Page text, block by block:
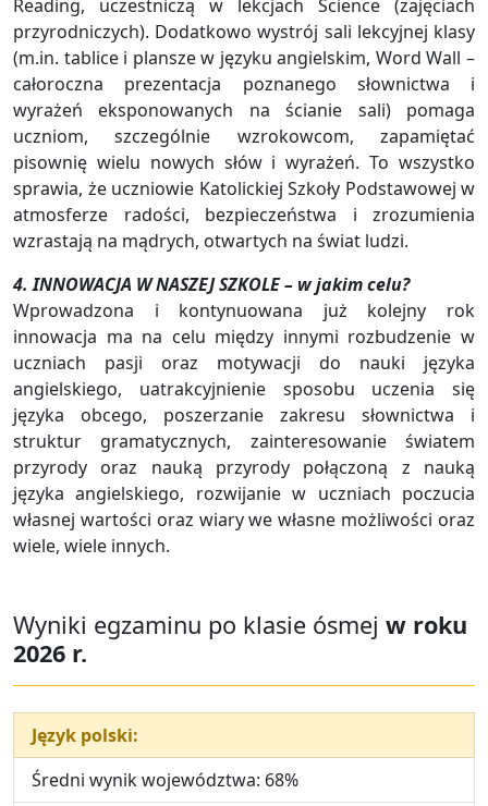
Reading, uczestniczą w lekcjach Science (zajęciach
przyrodniczych). Dodatkowo wystrój sali lekcyjnej klasy
(m.in. tablice i plansze w języku angielskim, Word Wall –
całoroczna prezentacja poznanego słownictwa i
wyrażeń eksponowanych na ścianie sali) pomaga
uczniom, szczególnie wzrokowcom, zapamiętać
pisownię wielu nowych słów i wyrażeń.To wszystko
sprawia, że uczniowie Katolickiej Szkoły Podstawowej w
atmosferze radości, bezpieczeństwa i zrozumienia
wzrastają na mądrych, otwartych na świat ludzi.
4. INNOWACJA W NASZEJ SZKOLE– w jakim celu?
Wprowadzona i kontynuowana już kolejny rok
innowacja ma na celu między innymi rozbudzenie w
uczniach pasji oraz motywacji do nauki języka
angielskiego, uatrakcyjnienie sposobu uczenia się
języka obcego, poszerzanie zakresu słownictwa i
struktur gramatycznych, zainteresowanie światem
przyrody oraz nauką przyrody połączoną z nauką
języka angielskiego, rozwijanie w uczniach poczucia
własnej wartości oraz wiary we własne możliwości oraz
wiele, wiele innych.
Wyniki egzaminu po klasie ósmej w roku
2026 r.
Język polski:
Średni wynik województwa: 68%